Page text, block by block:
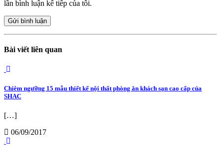
lần bình luận kế tiếp của tôi.
Bài viết liên quan
Chiêm ngưỡng 15 mẫu thiết kế nội thất phòng ăn khách sạn cao cấp của
SHAC
[…]
06/09/2017